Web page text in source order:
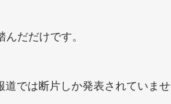
だだけです。
道では断片しか発表されていませ